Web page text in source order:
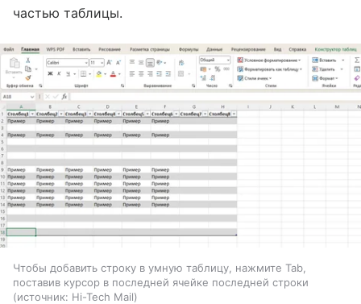
частью таблицы.
Чтобы добавить строку в умную таблицу, нажмите Tab,
поставив курсор в последней ячейке последней строки
источник: Hi-Tech Mail